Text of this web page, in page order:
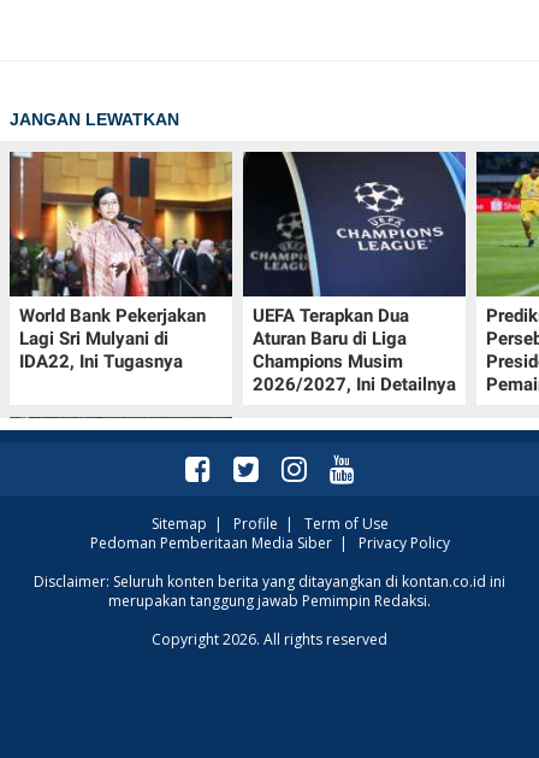
JANGAN LEWATKAN
World Bank Pekerjakan
Lagi Sri Mulyani di
IDA22, Ini Tugasnya
UEFA Terapkan Dua
Aturan Baru di Liga
Champions Musim
2026/2027, Ini Detailnya
Tema dan Kegiatan Hari
Hutan Indonesia 7
Kampanye Reforestathon
Sitemap | Profile | Term of Use
Pedoman Pemberitaan Media Siber| Privacy Policy
Disclaimer: Seluruh konten berita yang ditayangkan di kontan.co.id ini
merupakan tanggung jawab Pemimpin Redaksi.
Copyright 2026. All rights reserved